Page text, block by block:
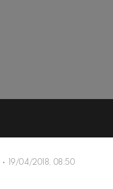
19/04/2018, 08:50